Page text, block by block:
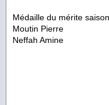
Médaille du mérite
Moutin Pierre
Neffah Amine